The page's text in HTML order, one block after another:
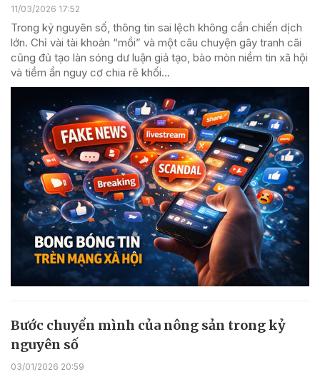
11/03/2026 17:52
Trong kỷ nguyên số, thông tin sai lệch không cần chiến dịch
lớn. Chỉ vài tài khoản “mồi” và một câu chuyện gây tranh cãi
cũng đủ tạo làn sóng dư luận giả tạo, bào mòn niềm tin xã hội
và tiềm ẩn nguy cơ chia rẽ khối...
Bước chuyển mình của nông sản trong kỷ
nguyên số
03/01/2026 20:59